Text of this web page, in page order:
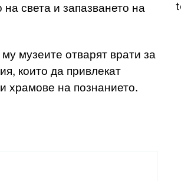
света и запазването на
музеите отварят врати за
които да привлекат
храмове на познанието.